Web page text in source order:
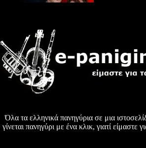
Όλα τα ελληνικά πανηγύρια σε μια
γίνεται πανηγύρι με ένα κλικ, γιατί είμαστε